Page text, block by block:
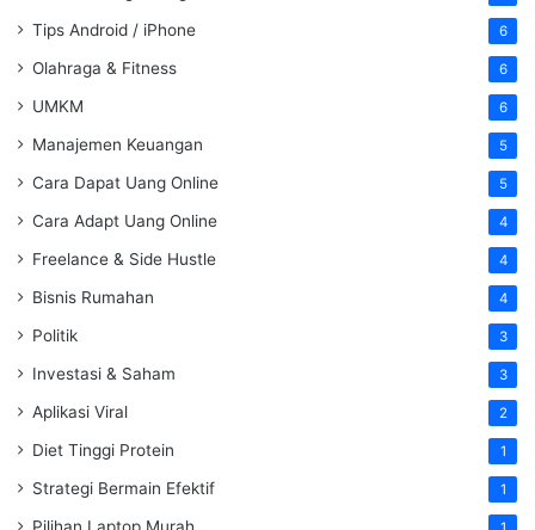
Tips Android / iPhone 6
Olahraga & Fitness 6
UMKM 6
Manajemen Keuangan 5
Cara Dapat Uang Online 5
Cara Adapt Uang Online 4
Freelance & Side Hustle 4
Bisnis Rumahan 4
Politik 3
Investasi & Saham 3
Aplikasi Viral 2
Diet Tinggi Protein 1
Strategi Bermain Efektif 1